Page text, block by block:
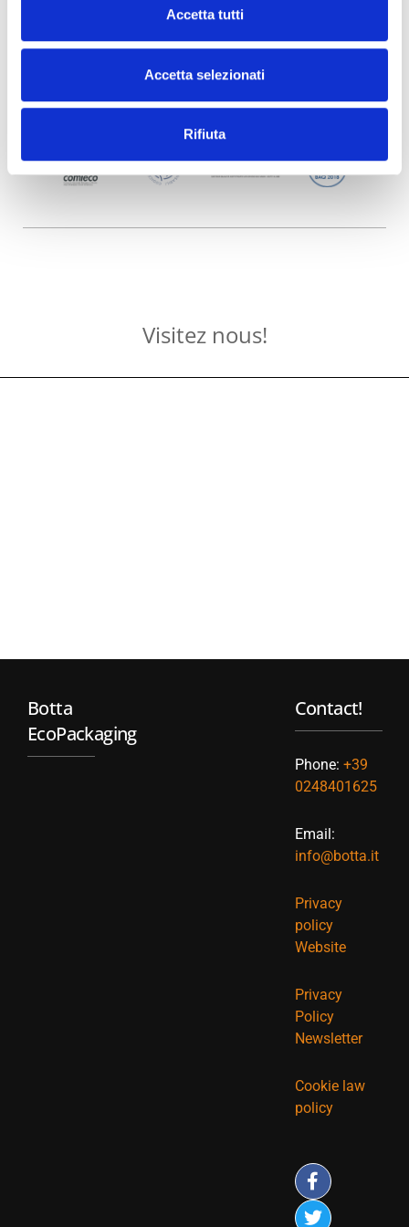
Accetta tutti
Accetta selezionati
Rifiuta
Visitez nous!
Botta
EcoPackaging
Contact!
Phone: +39
0248401625
Email:
info@botta.it
Privacy
policy
Website
Privacy
Policy
Newsletter
Cookie law
policy